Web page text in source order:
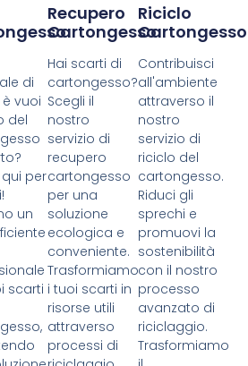
di
vuoi
del
per
un
scarti
Recupero
Cartongesso
Hai scarti di
cartongesso?
Scegli il
nostro
servizio di
recupero
cartongesso
per una
soluzione
ecologica e
conveniente.
Trasformiamo
i tuoi scarti in
risorse utili
attraverso
processi di
Riciclo
Cartongesso
Contribuisci
all'ambiente
attraverso il
nostro
servizio di
riciclo del
cartongesso.
Riduci gli
sprechi e
promuovi la
sostenibilità
con il nostro
processo
avanzato di
riciclaggio.
Trasformiamo